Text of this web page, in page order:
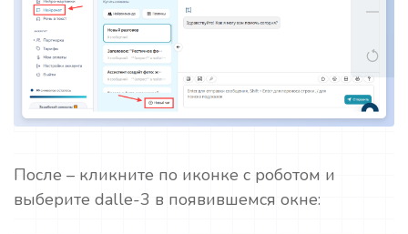
После – кликните по иконке с роботом и
выберите dalle-3 в появившемся окне: